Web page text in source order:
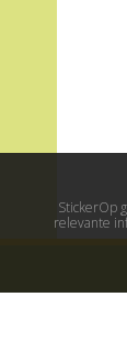
StickerOp
relevante